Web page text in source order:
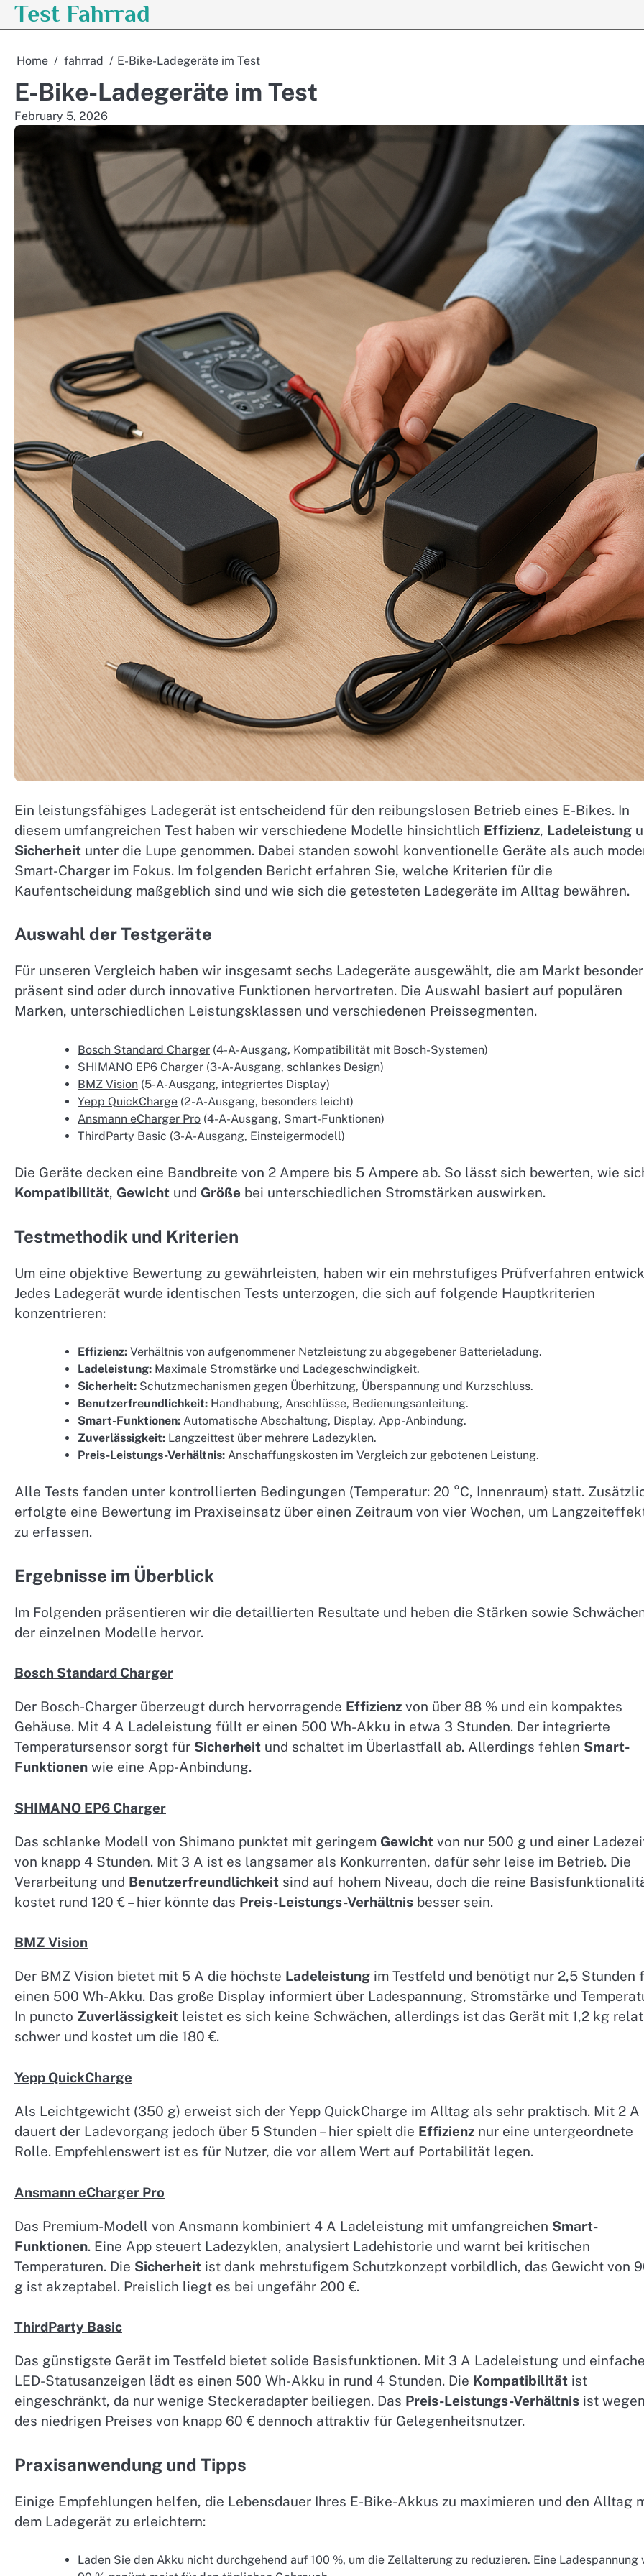
SkipTest Fahrrad
Home fahrrad E-Bike-Ladegeräte im Test
E-Bike-Ladegeräte im Test
February 5, 2026
Ein leistungsfähiges Ladegerät ist entscheidend für den reibungslosen Betrieb eines E-Bikes. In
diesem umfangreichen Test haben wir verschiedene Modelle hinsichtlich Effizienz, Ladeleistung
Sicherheit unter die Lupe genommen. Dabei standen sowohl konventionelle Geräte als auch
Smart-Charger im Fokus. Im folgenden Bericht erfahren Sie, welche Kriterien für die
Kaufentscheidung maßgeblich sind und wie sich die getesteten Ladegeräte im Alltag bewähren.
Auswahl der Testgeräte
Für unseren Vergleich haben wir insgesamt sechs Ladegeräte ausgewählt, die am Markt
präsent sind oder durch innovative Funktionen hervortreten. Die Auswahl basiert auf populären
Marken, unterschiedlichen Leistungsklassen und verschiedenen Preissegmenten.
Bosch Standard Charger (4-A-Ausgang, Kompatibilität mit Bosch-Systemen)
SHIMANO EP6 Charger (3-A-Ausgang, schlankes Design)
BMZ Vision (5-A-Ausgang, integriertes Display)
Yepp QuickCharge (2-A-Ausgang, besonders leicht)
Ansmann eCharger Pro (4-A-Ausgang, Smart-Funktionen)
ThirdParty Basic (3-A-Ausgang, Einsteigermodell)
Die Geräte decken eine Bandbreite von 2 Ampere bis 5 Ampere ab. So lässt sich bewerten, wie
Kompatibilität, Gewicht und Größe bei unterschiedlichen Stromstärken auswirken.
Testmethodik und Kriterien
Um eine objektive Bewertung zu gewährleisten, haben wir ein mehrstufiges Prüfverfahren
Jedes Ladegerät wurde identischen Tests unterzogen, die sich auf folgende Hauptkriterien
konzentrieren:
Effizienz: Verhältnis von aufgenommener Netzleistung zu abgegebener Batterieladung.
Ladeleistung: Maximale Stromstärke und Ladegeschwindigkeit.
Sicherheit: Schutzmechanismen gegen Überhitzung, Überspannung und Kurzschluss.
Benutzerfreundlichkeit: Handhabung, Anschlüsse, Bedienungsanleitung.
Smart-Funktionen: Automatische Abschaltung, Display, App-Anbindung.
Zuverlässigkeit: Langzeittest über mehrere Ladezyklen.
Preis-Leistungs-Verhältnis: Anschaffungskosten im Vergleich zur gebotenen Leistung.
Alle Tests fanden unter kontrollierten Bedingungen (Temperatur: 20 °C, Innenraum) statt.
erfolgte eine Bewertung im Praxiseinsatz über einen Zeitraum von vier Wochen, um
zu erfassen.
Ergebnisse im Überblick
Im Folgenden präsentieren wir die detaillierten Resultate und heben die Stärken sowie
der einzelnen Modelle hervor.
Bosch Standard Charger
Der Bosch-Charger überzeugt durch hervorragende Effizienz von über 88 % und ein kompaktes
Gehäuse. Mit 4 A Ladeleistung füllt er einen 500 Wh-Akku in etwa 3 Stunden. Der integrierte
Temperatursensor sorgt für Sicherheit und schaltet im Überlastfall ab. Allerdings fehlen Smart-
Funktionen wie eine App-Anbindung.
SHIMANO EP6 Charger
Das schlanke Modell von Shimano punktet mit geringem Gewicht von nur 500 g und einer
von knapp 4 Stunden. Mit 3 A ist es langsamer als Konkurrenten, dafür sehr leise im Betrieb. Die
Verarbeitung und Benutzerfreundlichkeit sind auf hohem Niveau, doch die reine
kostet rund 120 € – hier könnte das Preis-Leistungs-Verhältnis besser sein.
BMZ Vision
Der BMZ Vision bietet mit 5 A die höchste Ladeleistung im Testfeld und benötigt nur 2,5 Stunden
einen 500 Wh-Akku. Das große Display informiert über Ladespannung, Stromstärke und
In puncto Zuverlässigkeit leistet es sich keine Schwächen, allerdings ist das Gerät mit 1,2 kg
schwer und kostet um die 180 €.
Yepp QuickCharge
Als Leichtgewicht (350 g) erweist sich der Yepp QuickCharge im Alltag als sehr praktisch. Mit 2 A
dauert der Ladevorgang jedoch über 5 Stunden – hier spielt die Effizienz nur eine untergeordnete
Rolle. Empfehlenswert ist es für Nutzer, die vor allem Wert auf Portabilität legen.
Ansmann eCharger Pro
Das Premium-Modell von Ansmann kombiniert 4 A Ladeleistung mit umfangreichen Smart-
Funktionen. Eine App steuert Ladezyklen, analysiert Ladehistorie und warnt bei kritischen
Temperaturen. Die Sicherheit ist dank mehrstufigem Schutzkonzept vorbildlich, das Gewicht von
g ist akzeptabel. Preislich liegt es bei ungefähr 200 €.
ThirdParty Basic
Das günstigste Gerät im Testfeld bietet solide Basisfunktionen. Mit 3 A Ladeleistung und
LED-Statusanzeigen lädt es einen 500 Wh-Akku in rund 4 Stunden. Die Kompatibilität ist
eingeschränkt, da nur wenige Steckeradapter beiliegen. Das Preis-Leistungs-Verhältnis ist wegen
des niedrigen Preises von knapp 60 € dennoch attraktiv für Gelegenheitsnutzer.
Praxisanwendung und Tipps
Einige Empfehlungen helfen, die Lebensdauer Ihres E-Bike-Akkus zu maximieren und den Alltag
dem Ladegerät zu erleichtern:
Laden Sie den Akku nicht durchgehend auf 100 %, um die Zellalterung zu reduzieren. Eine Ladespannung